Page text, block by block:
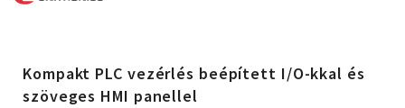
Kompakt PLC vezérlés beépített I/O-kkal és
szöveges HMI panellel